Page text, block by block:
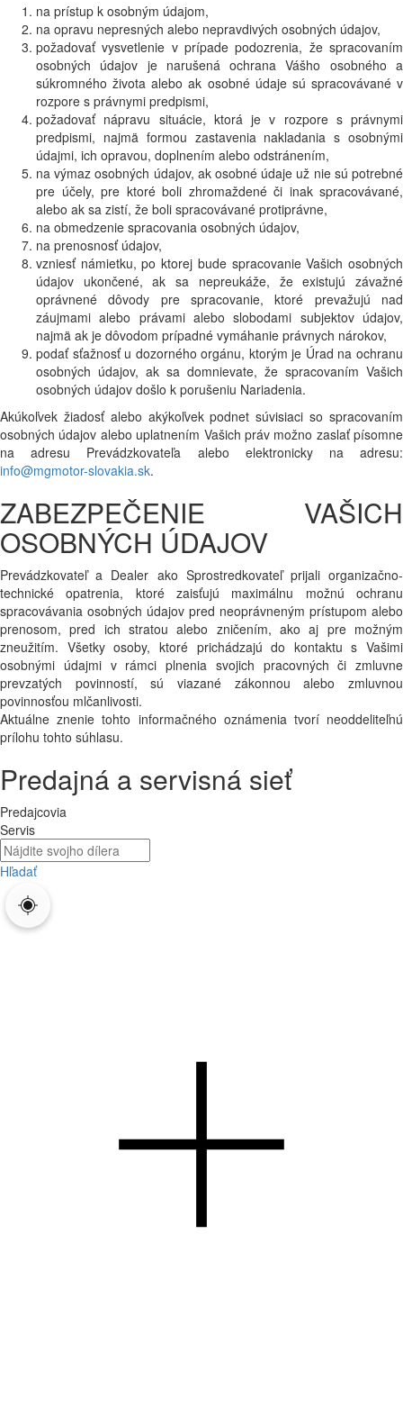
na prístup k osobným údajom,
na opravu nepresných alebo nepravdivých osobných údajov,
požadovať vysvetlenie v prípade podozrenia, že spracovaním
osobných údajov je narušená ochrana Vášho osobného a
súkromného života alebo ak osobné údaje sú spracovávané v
rozpore s právnymi predpismi,
požadovať nápravu situácie, ktorá je v rozpore s právnymi
predpismi, najmä formou zastavenia nakladania s osobnými
údajmi, ich opravou, doplnením alebo odstránením,
na výmaz osobných údajov, ak osobné údaje už nie sú potrebné
pre účely, pre ktoré boli zhromaždené či inak spracovávané,
alebo ak sa zistí, že boli spracovávané protiprávne,
na obmedzenie spracovania osobných údajov,
na prenosnosť údajov,
vzniesť námietku, po ktorej bude spracovanie Vašich osobných
údajov ukončené, ak sa nepreukáže, že existujú závažné
oprávnené dôvody pre spracovanie, ktoré prevažujú nad
záujmami alebo právami alebo slobodami subjektov údajov,
najmä ak je dôvodom prípadné vymáhanie právnych nárokov,
podať sťažnosť u dozorného orgánu, ktorým je Úrad na ochranu
osobných údajov, ak sa domnievate, že spracovaním Vašich
osobných údajov došlo k porušeniu Nariadenia.
Akúkoľvek žiadosť alebo akýkoľvek podnet súvisiaci so spracovaním
osobných údajov alebo uplatnením Vašich práv možno zaslať písomne
na adresu Prevádzkovateľa alebo elektronicky na adresu:
info@mgmotor-slovakia.sk.
ZABEZPEČENIE VAŠICH
OSOBNÝCH ÚDAJOV
Prevádzkovateľ a Dealer ako Sprostredkovateľ prijali organizačno-
technické opatrenia, ktoré zaisťujú maximálnu možnú ochranu
spracovávania osobných údajov pred neoprávneným prístupom alebo
prenosom, pred ich stratou alebo zničením, ako aj pre možným
zneužitím. Všetky osoby, ktoré prichádzajú do kontaktu s Vašimi
osobnými údajmi v rámci plnenia svojich pracovných či zmluvne
prevzatých povinností, sú viazané zákonnou alebo zmluvnou
povinnosťou mlčanlivosti.
Aktuálne znenie tohto informačného oznámenia tvorí neoddeliteľnú
prílohu tohto súhlasu.
Predajná a servisná sieť
Predajcovia
Servis
Hľadať